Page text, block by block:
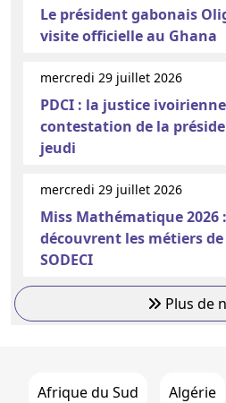
Le président gabonais
visite officielle au Ghana
mercredi 29 juillet 2026
PDCI : la justice
contestation de la
jeudi
mercredi 29 juillet 2026
Miss Mathématique 2026
découvrent les métiers de
SODECI
Plus de
Afrique du Sud Algérie